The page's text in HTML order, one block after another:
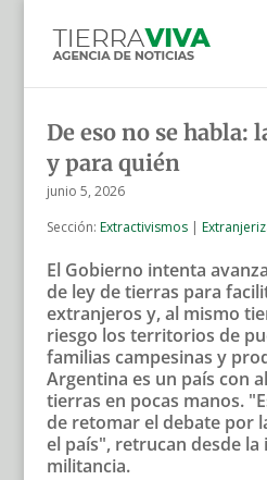
De eso no se habla:
y para quién
junio 5, 2026
Sección: Extractivismos|
El Gobierno intenta
de ley de tierras para
extranjeros y, al mismo
riesgo los territorios de
familias campesinas y
Argentina es un país con
tierras en pocas manos.
de retomar el debate por
el país", retrucan desde la
militancia.